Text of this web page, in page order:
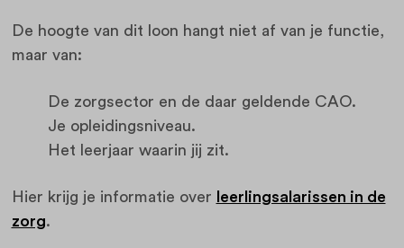
De hoogte van dit loon hangt niet af van je functie,
maar van:
De zorgsector en de daar geldende CAO.
Je opleidingsniveau.
Het leerjaar waarin jij zit.
Hier krijg je informatie over
leerlingsalarissen in de
zorg.